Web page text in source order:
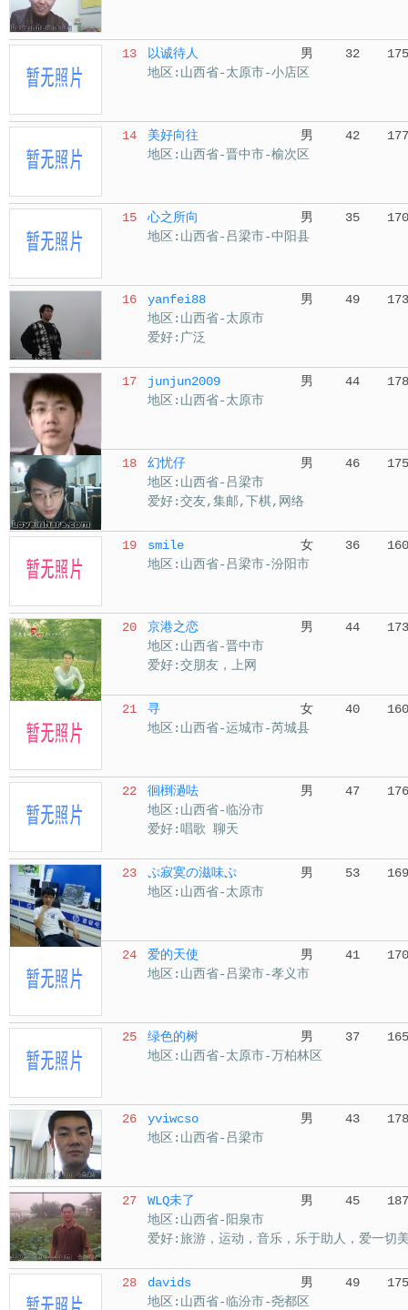
13 以诚待人 男 32
175
地区:山西省-太原市-小店区
14 美好向往 男 42
177
地区:山西省-晋中市-榆次区
15 心之所向 男 35
170
地区:山西省-吕梁市-中阳县
16 yanfei88 男 49
173
地区:山西省-太原市
爱好:广泛
17 junjun2009 男 44
178
地区:山西省-太原市
18 幻忧仔 男 46
175
地区:山西省-吕梁市
爱好:交友,集邮,下棋,网络
19 smile 女 36
160
地区:山西省-吕梁市-汾阳市
20 京港之恋 男 44
173
地区:山西省-晋中市
爱好:交朋友，上网
21 寻 女 40
160
地区:山西省-运城市-芮城县
22 徊椡濄呿 男 47
176
地区:山西省-临汾市
爱好:唱歌 聊天
23 ぷ寂寞の滋味ぷ 男 53
169
地区:山西省-太原市
24 爱的天使 男 41
170
地区:山西省-吕梁市-孝义市
25 绿色的树 男 37
165
地区:山西省-太原市-万柏林区
26 yviwcso 男 43
178
地区:山西省-吕梁市
27 WLQ未了 男 45
187
地区:山西省-阳泉市
爱好:旅游，运动，音乐，乐于助人，爱一切
28 davids 男 49
175
地区:山西省-临汾市-尧都区